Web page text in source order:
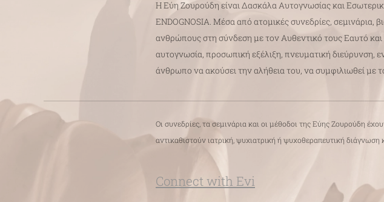
Η Εύη Ζουρούδη είναι Δασκάλα Αυτογνωσίας και
ENDOGNOSIA. Μέσα από ατομικές συνεδρίες,
ανθρώπους στη σύνδεση με τον Αυθεντικό τους Εαυτό
αυτογνωσία, προσωπική εξέλιξη, πνευματική διεύρυνση,
άνθρωπο να ακούσει την αλήθεια του, να συμφιλιωθεί με
Οι συνεδρίες, τα σεμινάρια και οι μέθοδοι της Εύης Ζουρούδη
αντικαθιστούν ιατρική, ψυχιατρική ή ψυχοθεραπευτική διάγνωση
Connect with Evi